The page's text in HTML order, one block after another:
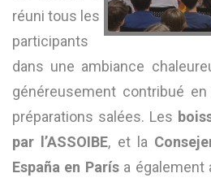
réuni tous les
participants
dans une ambiance
généreusement contribué
préparations salées. Les
par l’ASSOIBE, et la
España en Parísa également